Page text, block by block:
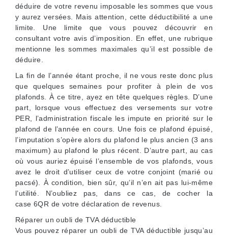
déduire de votre revenu imposable les sommes que vous
y aurez versées. Mais attention, cette déductibilité a une
limite. Une limite que vous pouvez découvrir en
consultant votre avis d’imposition. En effet, une rubrique
mentionne les sommes maximales qu’il est possible de
déduire.
La fin de l’année étant proche, il ne vous reste donc plus
que quelques semaines pour profiter à plein de vos
plafonds. À ce titre, ayez en tête quelques règles. D’une
part, lorsque vous effectuez des versements sur votre
PER, l’administration fiscale les impute en priorité sur le
plafond de l’année en cours. Une fois ce plafond épuisé,
l’imputation s’opère alors du plafond le plus ancien (3 ans
maximum) au plafond le plus récent. D’autre part, au cas
où vous auriez épuisé l’ensemble de vos plafonds, vous
avez le droit d’utiliser ceux de votre conjoint (marié ou
pacsé). À condition, bien sûr, qu’il n’en ait pas lui-même
l’utilité. N’oubliez pas, dans ce cas, de cocher la
case 6QR de votre déclaration de revenus.
Réparer un oubli de TVA déductible
Vous pouvez réparer un oubli de TVA déductible jusqu’au